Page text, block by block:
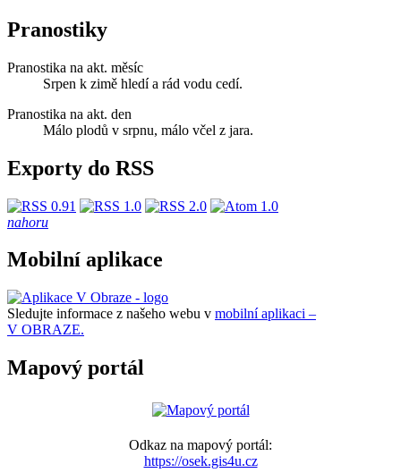
Pranostiky
Pranostika na akt. měsíc
Srpen k zimě hledí a rád vodu cedí.
Pranostika na akt. den
Málo plodů v srpnu, málo včel z jara.
Exporty do RSS
nahoru
Mobilní aplikace
Sledujte informace z našeho webu v mobilní aplikaci –
V OBRAZE.
Mapový portál
Odkaz na mapový portál:
https://osek.gis4u.cz